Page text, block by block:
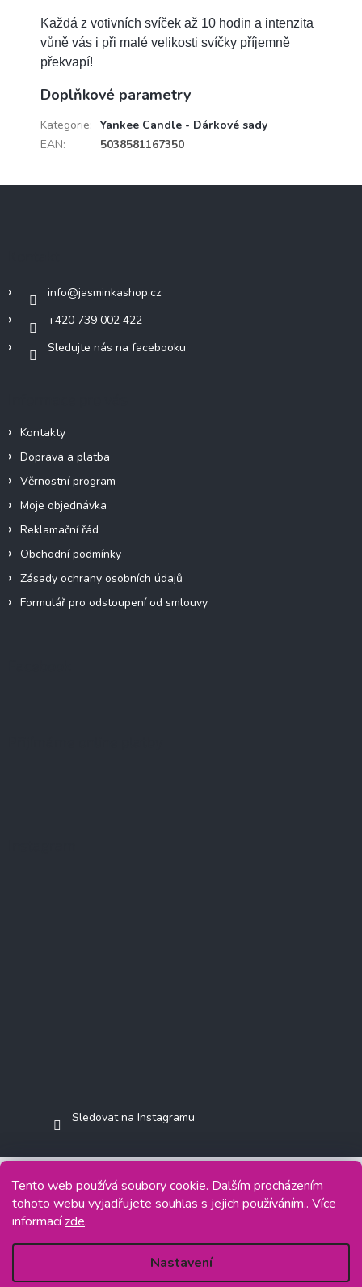
Tento web používá soubory cookie. Dalším procházením
tohoto webu vyjadřujete souhlas s jejich používáním.. Více
informacízde.
Nastavení
Každá z votivních svíček až 10 hodin a intenzita
vůně vás i při malé velikosti svíčky příjemně
překvapí!
Doplňkové parametry
Kategorie: Yankee Candle - Dárkové sady
EAN: 5038581167350
info@jasminkashop.cz
+420 739 002 422
Sledujte nás na facebooku
Kontakty
Doprava a platba
Věrnostní program
Moje objednávka
Reklamační řád
Obchodní podmínky
Zásady ochrany osobních údajů
Formulář pro odstoupení od smlouvy
Sledovat na Instagramu
Copyright 2026Jasminkashop.cz. Všechna práva vyhrazena.
Vytvořil Shoptet